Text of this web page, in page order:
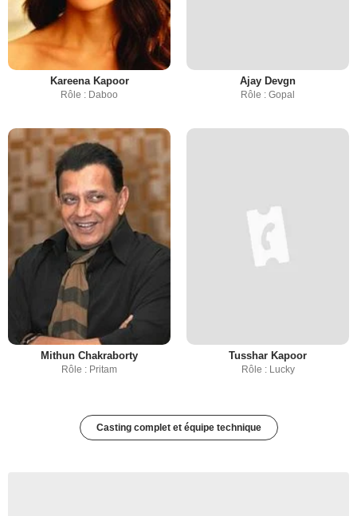
Kareena Kapoor
Rôle : Daboo
Ajay Devgn
Rôle : Gopal
Mithun Chakraborty
Rôle : Pritam
Tusshar Kapoor
Rôle : Lucky
Casting complet et équipe technique